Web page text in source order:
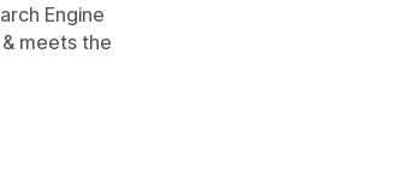
Engine
meets the